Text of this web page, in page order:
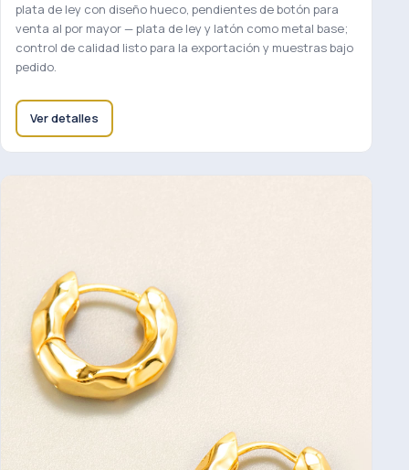
plata de ley con diseño hueco, pendientes de botón para
venta al por mayor — plata de ley y latón como metal base;
control de calidad listo para la exportación y muestras bajo
pedido.
Ver detalles